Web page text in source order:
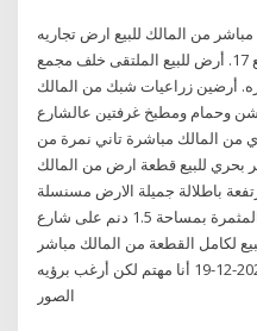
من المالك للبيع ارض تجاريه
170 متر في صحار الملتقى مربع 17. أرض للبيع الملتقى خلف مجمع
أرضين زراعيات شبك من المالك
٣ غرف و٢ رسيبشن وحمام ومطبخ غرفتين عالشارع
من المالك مباشرة تاني نمرة من
للبيع قطعة ارض من المالك
باطلالة جميلة الارض مسنسلة
ومشجرة حديثا بمختلف انواع الاشجار المثمرة بمساحة 1.5 دنم على شارع
لكامل القطعة من المالك مباشر
،ارض للبيع مادبا 0780381336 2020-12-19 أنا مهتم لكن أرغب برؤيه
الصور